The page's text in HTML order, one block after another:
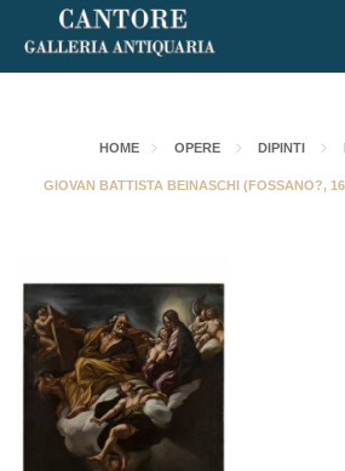
HOME OPERE DIPINTI
GIOVAN BATTISTA BEINASCHI (FOSSANO?,